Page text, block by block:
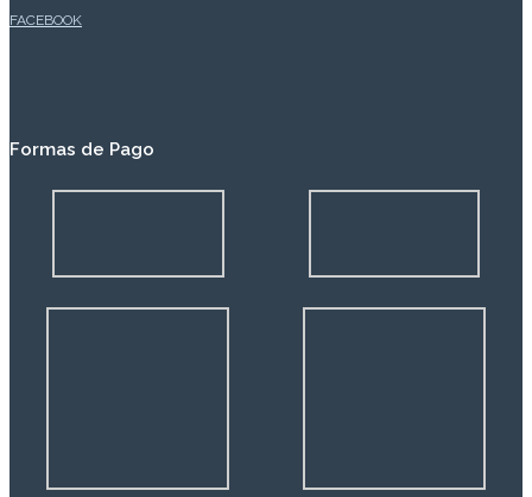
FACEBOOK
Formas de Pago